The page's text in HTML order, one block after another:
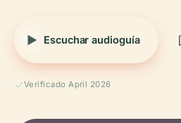
Escuchar audioguía
Verificado April 2026